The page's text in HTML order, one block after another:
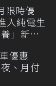
限時優
入純電生
」新時
優惠
、月付